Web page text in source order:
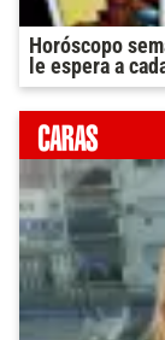
Horóscopo
le espera a